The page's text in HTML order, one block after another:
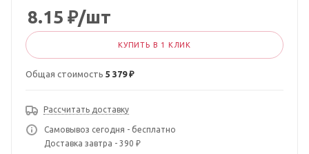
8.15 ₽/шт
КУПИТЬ В 1 КЛИК
Общая стоимость 5 379 ₽
Рассчитать доставку
Самовывоз сегодня - бесплатно
Доставка завтра - 390 ₽